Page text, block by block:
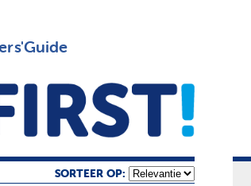
SORTEER OP: